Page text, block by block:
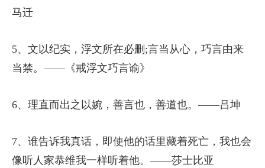
马迁
5、文以纪实，浮文所在必删;言当从心，巧言由来
当禁。——《戒浮文巧言谕》
6、理直而出之以婉，善言也，善道也。——吕坤
7、谁告诉我真话，即使他的话里藏着死亡，我也会
像听人家恭维我一样听着他。——莎士比亚